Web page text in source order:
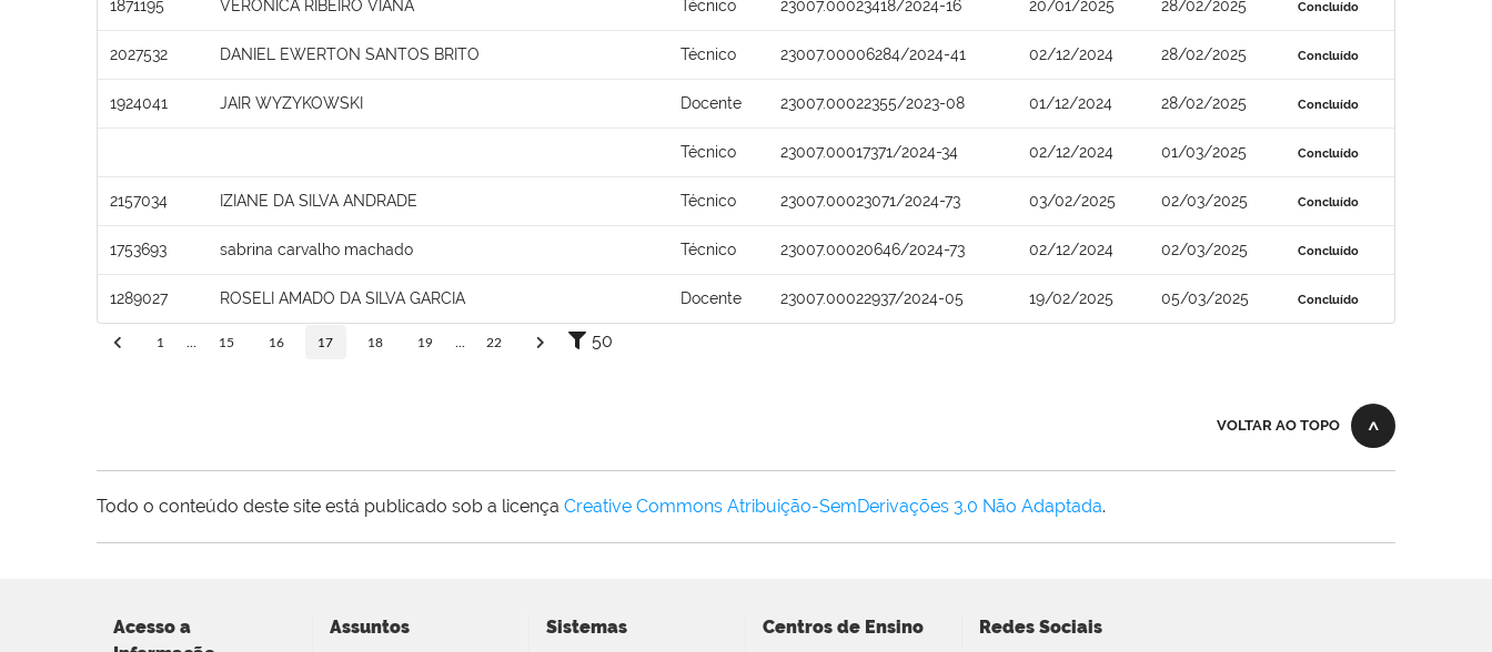
1871195 VERONICA RIBEIRO VIANA Técnico 23007.00023418/2024-16 20/01/2025 28/02/2025 Concluído
2027532 DANIEL EWERTON SANTOS BRITO Técnico 23007.00006284/2024-41 02/12/2024 28/02/2025 Concluído
1924041 JAIR WYZYKOWSKI Docente 23007.00022355/2023-08 01/12/2024 28/02/2025 Concluído
Técnico 23007.00017371/2024-34 02/12/2024 01/03/2025 Concluído
2157034 IZIANE DA SILVA ANDRADE Técnico 23007.00023071/2024-73 03/02/2025 02/03/2025 Concluído
1753693 sabrina carvalho machado Técnico 23007.00020646/2024-73 02/12/2024 02/03/2025 Concluído
1289027 ROSELI AMADO DA SILVA GARCIA Docente 23007.00022937/2024-05 19/02/2025 05/03/2025 Concluído
1 15 16 17 18 19 22 50
VOLTAR AO TOPO
Todo o conteúdo deste site está publicado sob a licença Creative Commons Atribuição-SemDerivações 3.0 Não Adaptada.
Acesso a
Assuntos Sistemas Centros de Ensino Redes Sociais